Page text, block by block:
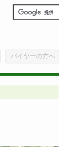
バイヤーの方へ